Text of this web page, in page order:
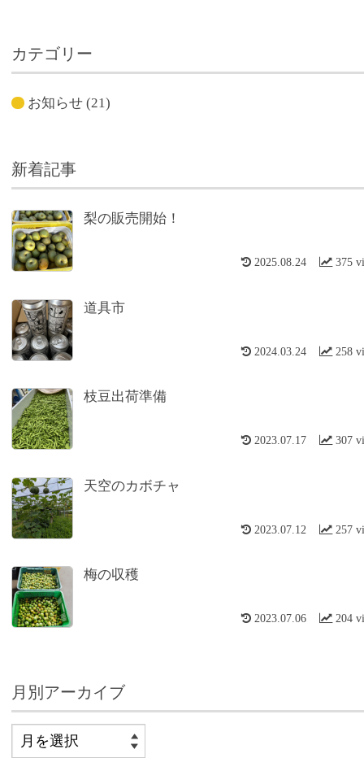
カテゴリー
お知らせ (21)
新着記事
梨の販売開始！
375
2025.08.24
道具市
258
2024.03.24
枝豆出荷準備
307
2023.07.17
天空のカボチャ
257
2023.07.12
梅の収穫
204
2023.07.06
月別アーカイブ